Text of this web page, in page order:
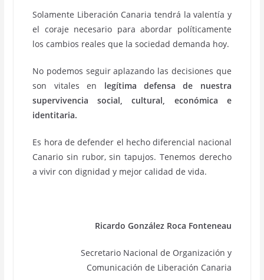
Solamente Liberación Canaria tendrá la valentía y
el coraje necesario para abordar políticamente
los cambios reales que la sociedad demanda hoy.
No podemos seguir aplazando las decisiones que
son vitales en legítima defensa de nuestra
supervivencia social, cultural, económica e
identitaria.
Es hora de defender el hecho diferencial nacional
Canario sin rubor, sin tapujos. Tenemos derecho
a vivir con dignidad y mejor calidad de vida.
Ricardo González Roca Fonteneau
Secretario Nacional de Organización y
Comunicación de Liberación Canaria